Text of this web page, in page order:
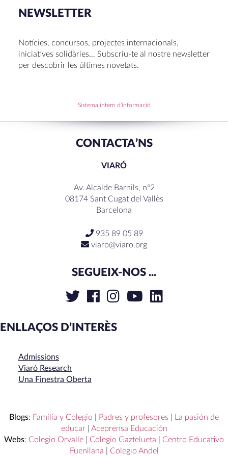
Congrés UNIV 2026
Oficis de Setmana Santa 2025
Premi al Pessebre d’Infantil 2024
RECENT COMMENTS
NEWSLETTER
Notícies, concursos, projectes internacionals,
iniciatives solidàries… Subscriu-te al nostre newsletter
per descobrir les últimes novetats.
Sistema intern d'informació
CONTACTA’NS
VIARÓ
Av. Alcalde Barnils, nº2
08174 Sant Cugat del Vallès
Barcelona
935 89 05 89
viaro@viaro.org
SEGUEIX-NOS ...
ENLLAÇOS D’INTERÈS
Admissions
Viaró Research
Una Finestra Oberta
Blogs: Familia y Colegio Padres y profesores
La pasión de
educar| Aceprensa Educación
Webs: Colegio Orvalle Colegio Gaztelueta
Centro Educativo
Fuenllana
Colegio Andel